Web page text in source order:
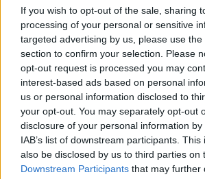
If you wish to opt-out of the sale, sharing
processing of your personal or sensitive
targeted advertising by us, please use
section to confirm your selection. Please
opt-out request is processed you may
interest-based ads based on personal
us or personal information disclosed to
your opt-out. You may separately opt-out
disclosure of your personal information
IAB’s list of downstream participants.
also be disclosed by us to third parties on
Downstream Participants that may further
συνάδελφός μου να έχει ένα
Ναι, θα το ήθελα.Μπορώ να πω
κακός μαθητής; Όχι, δεν μπορώ
H υπουργός έκλεισε λέγοντας
προλάβει να εντρυφήσει στην
Λαζαρίδη»και όπως τόνισε, «
οφείλω κιόλας».